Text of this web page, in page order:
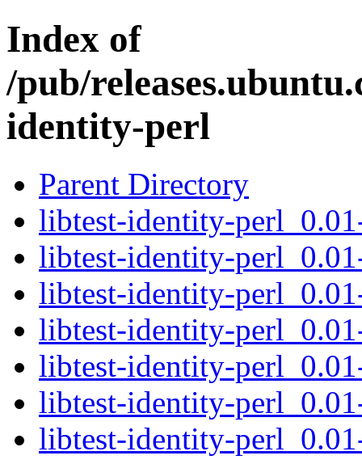
Index of
/pub/
identity-perl
Parent Directory
libtest-identity-
libtest-identity-
libtest-identity-
libtest-identity-
libtest-identity-
libtest-identity-
libtest-identity-